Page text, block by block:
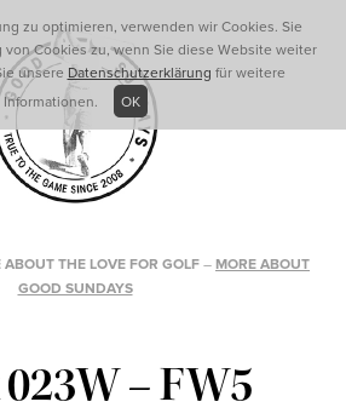
THE LOVE FOR GOLF – MORE ABOUT
GOOD SUNDAYS
– FW5
zu optimieren, verwenden wir Cookies. Sie
Cookies zu, wenn Sie diese Website weiter
unsere Datenschutzerklärung für weitere
Informationen.
OK